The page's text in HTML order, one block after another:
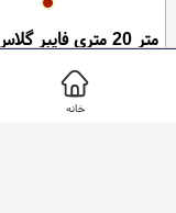
متر 20 متری
مدل RH-9802
RH-9802
خانه